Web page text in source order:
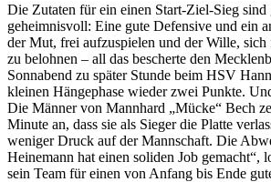
Die Zutaten für ein einen Start-Ziel-Sieg sind
geheimnisvoll: Eine gute Defensive und ein
der Mut, frei aufzuspielen und der Wille, sich
zu belohnen – all das bescherte den
Sonnabend zu später Stunde beim HSV
kleinen Hängephase wieder zwei Punkte.
Die Männer von Mannhard „Mücke“ Bech
Minute an, dass sie als Sieger die Platte
weniger Druck auf der Mannschaft. Die
Heinemann hat einen soliden Job gemacht“,
sein Team für einen von Anfang bis Ende